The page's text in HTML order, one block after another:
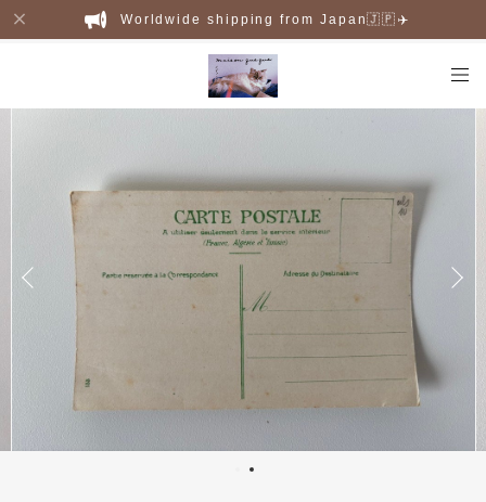
Worldwide shipping from Japan🇯🇵✈️